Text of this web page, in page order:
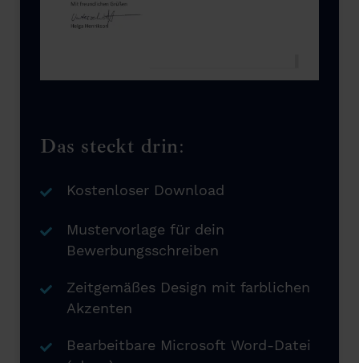
Das steckt drin:
Kostenloser Download
Mustervorlage für dein
Bewerbungsschreiben
Zeitgemäßes Design mit farblichen
Akzenten
Bearbeitbare Microsoft Word-Datei